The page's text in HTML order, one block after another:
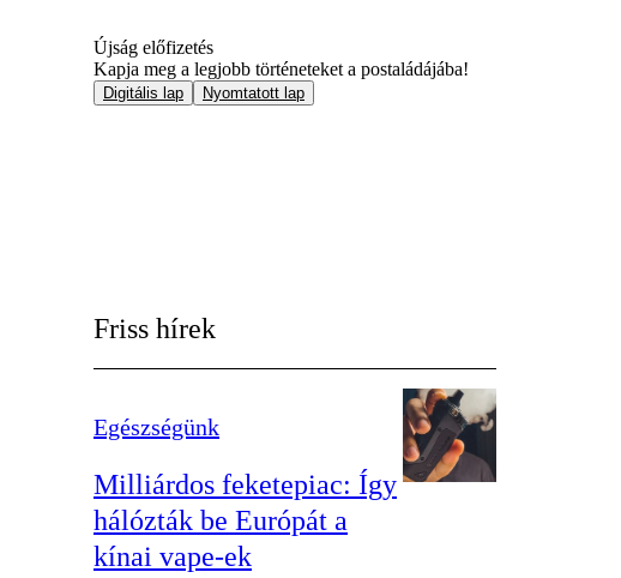
Újság előfizetés
Kapja meg a legjobb történeteket a postaládájába!
Digitális lap Nyomtatott lap
Friss hírek
Egészségünk
Milliárdos feketepiac: Így
hálózták be Európát a
kínai vape-ek